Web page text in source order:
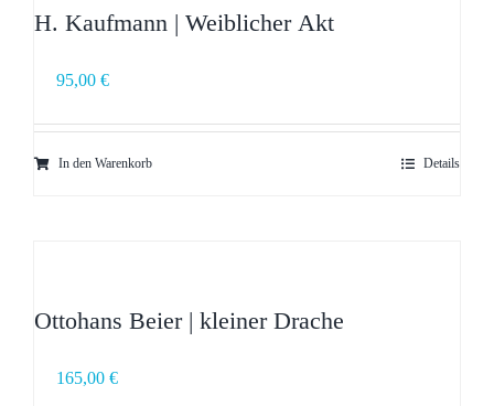
H. Kaufmann | Weiblicher Akt
95,00 €
In den Warenkorb Details
Ottohans Beier | kleiner Drache
165,00 €